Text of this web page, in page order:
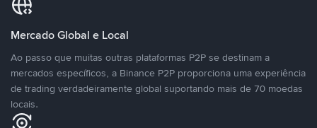
Mercado Global e Local
Ao passo que muitas outras plataformas P2P se destinam a
mercados específicos, a Binance P2P proporciona uma experiência
de trading verdadeiramente global suportando mais de 70 moedas
locais.